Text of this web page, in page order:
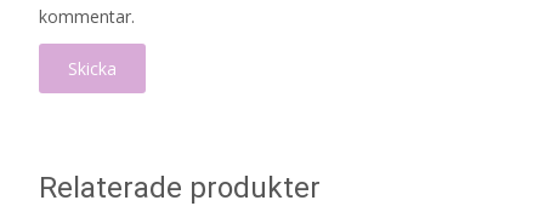
kommentar.
Relaterade produkter